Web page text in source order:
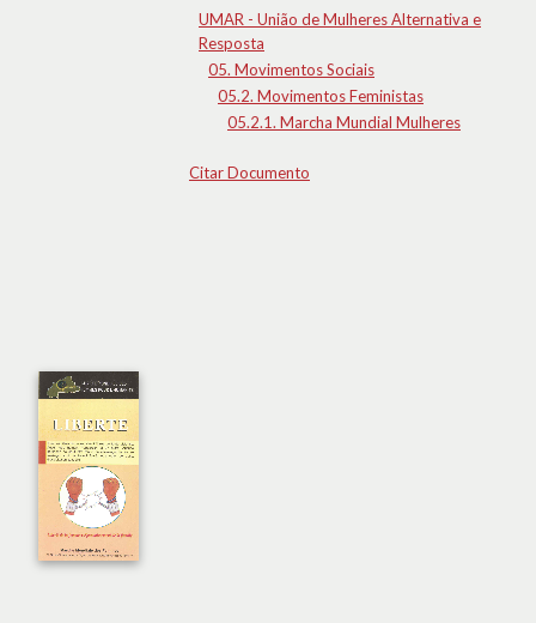
UMAR - União de Mulheres Alternativa e
Resposta
05. Movimentos Sociais
05.2. Movimentos Feministas
05.2.1. Marcha Mundial Mulheres
Citar Documento